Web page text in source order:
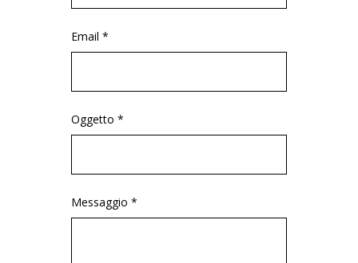
Email *
Oggetto *
Messaggio *